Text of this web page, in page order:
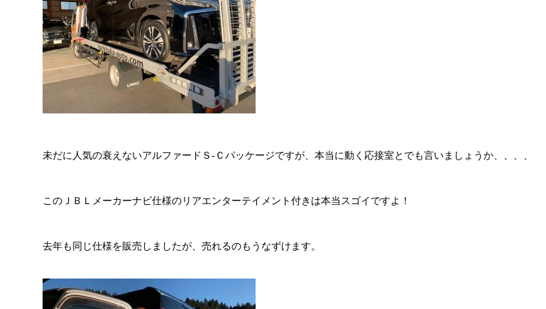
未だに人気の衰えないアルファードＳ-Ｃパッケージですが、本当に動く応接室とでも言いましょうか、、、、
このＪＢＬメーカーナビ仕様のリアエンターテイメント付きは本当スゴイですよ！
去年も同じ仕様を販売しましたが、売れるのもうなずけます。